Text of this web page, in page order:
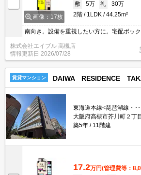
画像：17枚
敷
5万 礼
30万
2階
1LDK 44.25m²
南向き。設備を重視したい方に。宅配ボッ
あり。浴室乾燥機付。3口ガスコンロ付。保
総額50%、月次月額総額1%)。ウォークイ
自慢です。
株式会社エイブル 高槻店
情報更新日 2026/07/28
賃貸マンション DAIWA RESIDENCE
東海道本線<琵琶湖線・･
大阪府高槻市芥川町２丁目
築5年
11階建
17.2万円(管理費等：